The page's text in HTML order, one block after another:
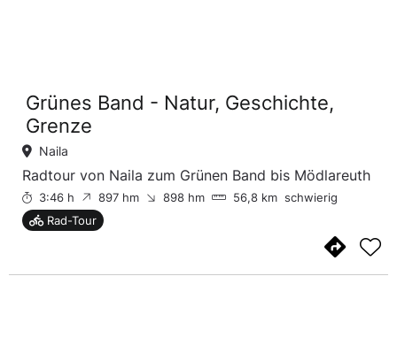
Grünes Band - Natur, Geschichte,
Grenze
Naila
Radtour von Naila zum Grünen Band bis Mödlareuth
3:46 h 897 hm 898 hm 56,8 km schwierig
Rad-Tour